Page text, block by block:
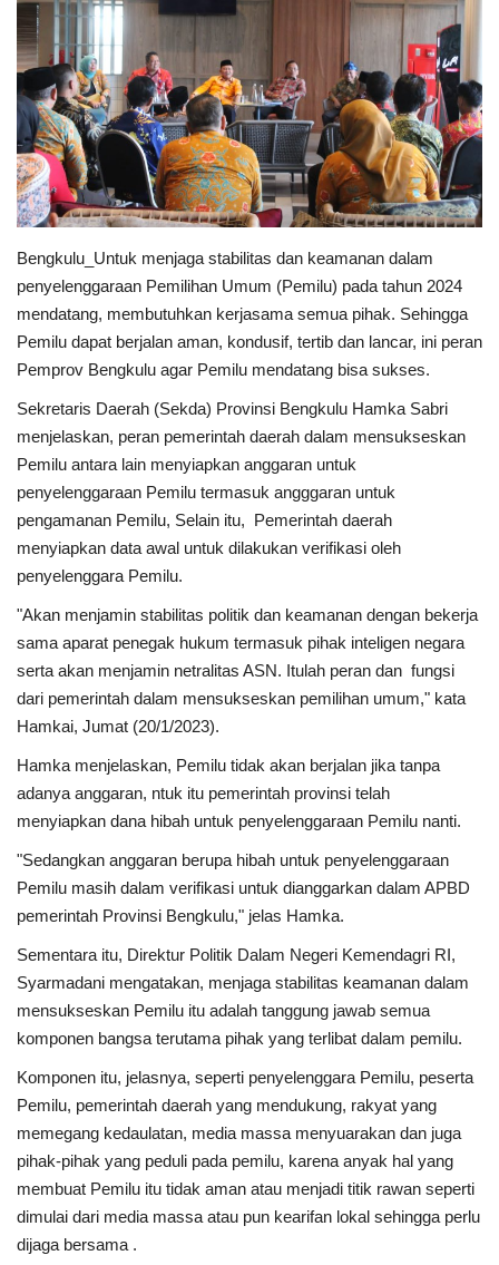
Keamanan
Kejahatan
Cybers Event
UMKM & Ekonomi Kreatif
Pekerja Migran Indonesia
Ekonomi
Pendidikan
Informasi Journalism
Olahraga
Kesehatan
Layanan Publik
Perempuan/Anak
Bengkulu_Untuk menjaga stabilitas dan keamanan dalam
penyelenggaraan Pemilihan Umum (Pemilu) pada tahun 2024
mendatang, membutuhkan kerjasama semua pihak. Sehingga
Pemilu dapat berjalan aman, kondusif, tertib dan lancar, ini peran
Pemprov Bengkulu agar Pemilu mendatang bisa sukses.
Sekretaris Daerah (Sekda) Provinsi Bengkulu Hamka Sabri
menjelaskan, peran pemerintah daerah dalam mensukseskan
Pemilu antara lain menyiapkan anggaran untuk
penyelenggaraan Pemilu termasuk angggaran untuk
pengamanan Pemilu, Selain itu, Pemerintah daerah
menyiapkan data awal untuk dilakukan verifikasi oleh
penyelenggara Pemilu.
"Akan menjamin stabilitas politik dan keamanan dengan bekerja
sama aparat penegak hukum termasuk pihak inteligen negara
serta akan menjamin netralitas ASN. Itulah peran dan fungsi
dari pemerintah dalam mensukseskan pemilihan umum," kata
Hamkai, Jumat (20/1/2023).
Hamka menjelaskan, Pemilu tidak akan berjalan jika tanpa
adanya anggaran, ntuk itu pemerintah provinsi telah
menyiapkan dana hibah untuk penyelenggaraan Pemilu nanti.
"Sedangkan anggaran berupa hibah untuk penyelenggaraan
Pemilu masih dalam verifikasi untuk dianggarkan dalam APBD
pemerintah Provinsi Bengkulu," jelas Hamka.
Sementara itu, Direktur Politik Dalam Negeri Kemendagri RI,
Syarmadani mengatakan, menjaga stabilitas keamanan dalam
mensukseskan Pemilu itu adalah tanggung jawab semua
komponen bangsa terutama pihak yang terlibat dalam pemilu.
Komponen itu, jelasnya, seperti penyelenggara Pemilu, peserta
Pemilu, pemerintah daerah yang mendukung, rakyat yang
memegang kedaulatan, media massa menyuarakan dan juga
pihak-pihak yang peduli pada pemilu, karena anyak hal yang
membuat Pemilu itu tidak aman atau menjadi titik rawan seperti
dimulai dari media massa atau pun kearifan lokal sehingga perlu
dijaga bersama .